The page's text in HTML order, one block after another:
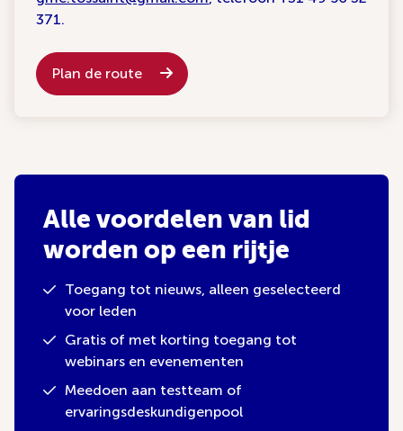
371.
Plan de route
Alle voordelen van lid
worden op een rijtje
Toegang tot nieuws, alleen geselecteerd
voor leden
Gratis of met korting toegang tot
webinars en evenementen
Meedoen aan testteam of
ervaringsdeskundigenpool